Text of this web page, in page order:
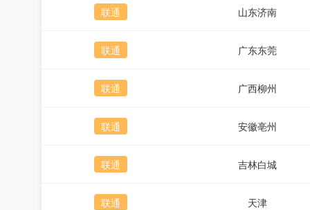
联通 山东济南
联通 广东东莞
联通 广西柳州
联通 安徽亳州
联通 吉林白城
联通 天津